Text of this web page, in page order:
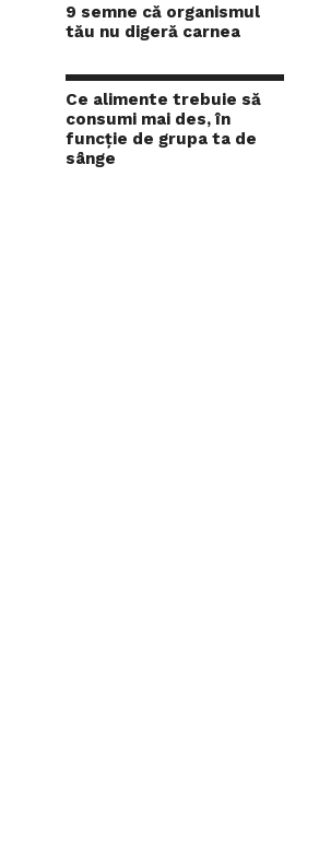
9 semne că organismul
tău nu digeră carnea
Ce alimente trebuie să
consumi mai des, în
funcție de grupa ta de
sânge